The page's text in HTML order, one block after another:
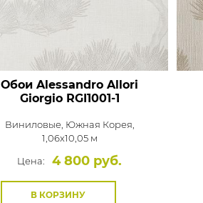
Обои Alessandro Allori
GiorgioRGI1001-1
Виниловые, Южная Корея,
1,06x10,05 м
Цена:
4 800 руб.
В КОРЗИНУ